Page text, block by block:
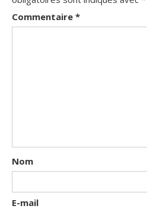
Commentaire *
Nom
E-mail